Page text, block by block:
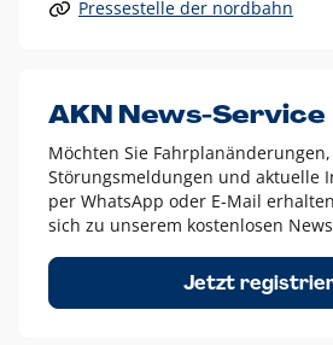
Alle anderen Logo-Varianten dürfen
Diese Ausnahmen sind zum Beispiel:
dem AKN Blau,
weißes Logo auf
schwarzes Logo für reine
Um das Logo herum muss ein
Höhe bzw. Breite des N aus AKN in
Pressestelle der nordbahn
AKN News-Service
Möchten Sie Fahrplanänderungen,
Störungsmeldungen und aktuelle
per WhatsApp oder E-Mail
sich zu unserem kostenlosen
Jetzt